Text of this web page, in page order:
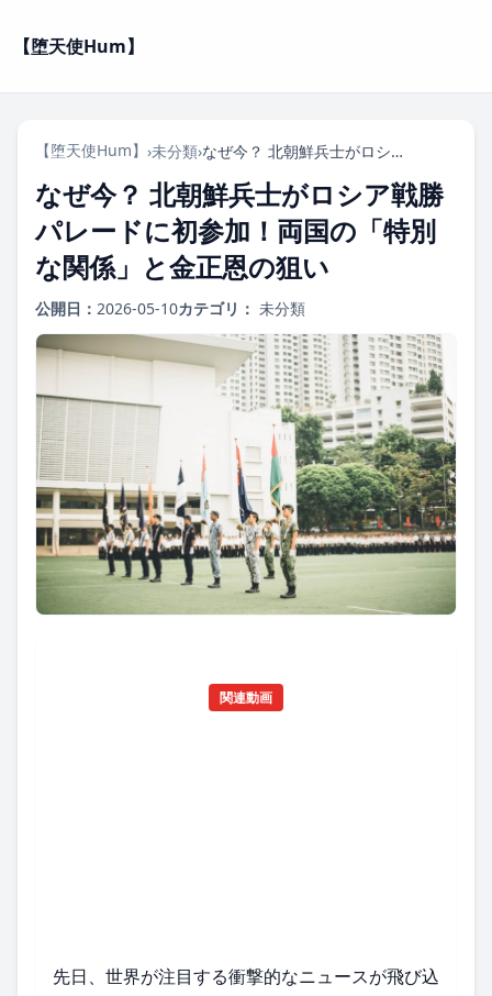
【堕天使Hum】
【堕天使Hum】 ›未分類› なぜ今？ 北朝鮮兵士がロシア戦勝パレードに初参加！両国の「特別な関係」と金正恩の狙い
なぜ今？ 北朝鮮兵士がロシア戦勝
パレードに初参加！両国の「特別
な関係」と金正恩の狙い
公開日： 2026-05-10カテゴリ： 未分類
関連動画
先日、世界が注目する衝撃的なニュースが飛び込